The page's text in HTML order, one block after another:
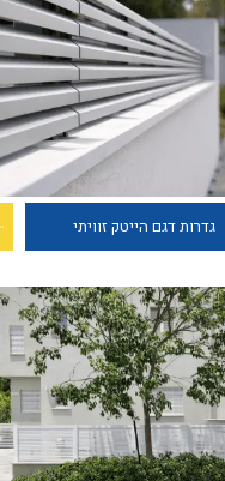
גדרות דגם הייטק זוויתי